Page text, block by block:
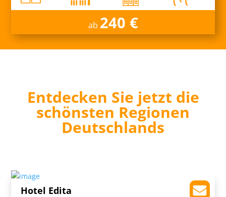
ab 240 €
Entdecken Sie jetzt die
schönsten Regionen
Deutschlands
Hotel Edita